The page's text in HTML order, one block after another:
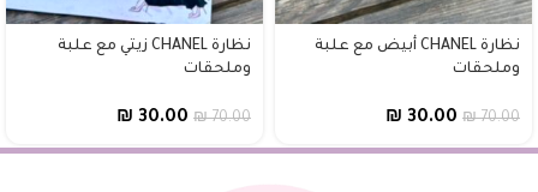
نظارة CHANEL أبيض مع علبة
وملحقات
₪70.00
₪ 30.00
نظارة CHANEL زيتي مع علبة
وملحقات
₪70.00
₪ 30.00